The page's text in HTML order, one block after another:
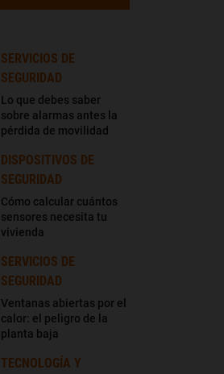
SERVICIOS DE
SEGURIDAD
Lo que debes saber
sobre alarmas antes la
pérdida de movilidad
DISPOSITIVOS DE
SEGURIDAD
Cómo calcular cuántos
sensores necesita tu
vivienda
SERVICIOS DE
SEGURIDAD
Ventanas abiertas por el
calor: el peligro de la
planta baja
TECNOLOGÍA Y